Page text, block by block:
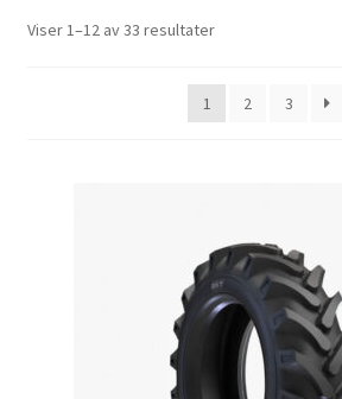
Viser 1–12 av 33 resultaterSortert
propularitet
1
2 3